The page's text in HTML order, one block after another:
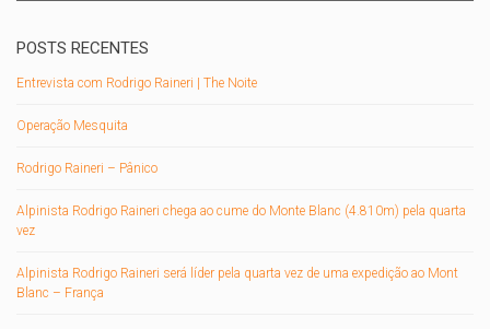
POSTS RECENTES
Entrevista com Rodrigo Raineri | The Noite
Operação Mesquita
Rodrigo Raineri – Pânico
Alpinista Rodrigo Raineri chega ao cume do Monte Blanc (4.810m) pela quarta
vez
Alpinista Rodrigo Raineri será líder pela quarta vez de uma expedição ao Mont
Blanc – França